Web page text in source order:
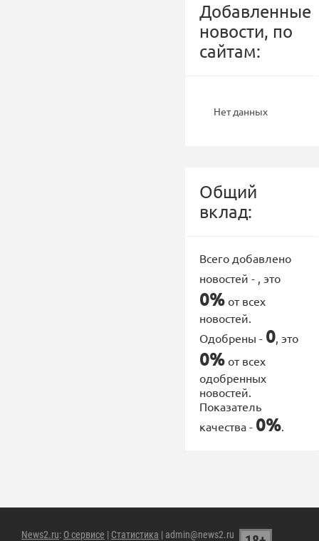
Добавленные
новости, по
сайтам:
Нет данных
Общий
вклад:
Всего добавлено
новостей - , это
0% от всех
новостей.
Одобрены - 0, это
0% от всех
одобренных
новостей.
Показатель
качества - 0%.
News2.ru: О сервисе | Статистика | admin@news2.ru